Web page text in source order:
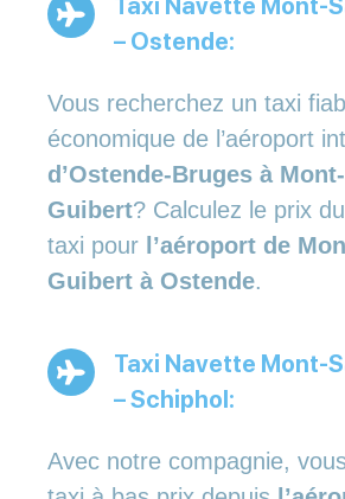
Taxi Navette Mont-
– Ostende:
Vous recherchez un taxi
économique de l’aéroport
d’Ostende-Bruges à
Guibert? Calculez le prix
taxi pour l’aéroport de
Guibert à Ostende.
Taxi Navette Mont-
– Schiphol:
Avec notre compagnie,